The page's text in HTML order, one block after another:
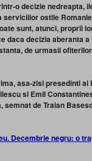
o decizie nedreapta,
ostile
sunt, atunci, proprii
decizia aberanta a
de urmasii
asa-zisi presedinti ai
si Emil
de Traian
Decembrie negru: o